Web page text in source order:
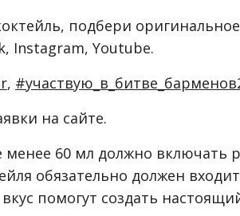
подбери
Instagram, Youtube.
,
на сайте.
60 мл должно включать
обязательно должен
помогут создать